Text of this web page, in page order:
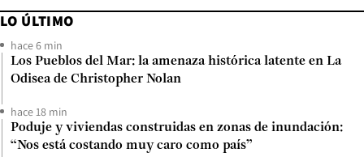
LO ÚLTIMO
hace 6 min
Los Pueblos del Mar: la amenaza histórica latente en La
Odisea de Christopher Nolan
hace 18 min
Poduje y viviendas construidas en zonas de inundación:
“Nos está costando muy caro como país”